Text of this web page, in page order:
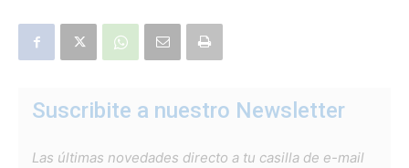
Suscribite a nuestro Newsletter
Las últimas novedades directo a tu casilla de e-mail